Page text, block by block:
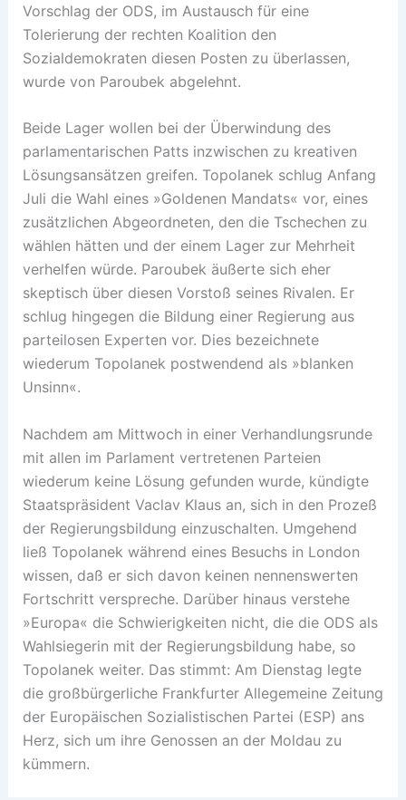
Vorschlag der ODS, im Austausch für eine
Tolerierung der rechten Koalition den
Sozialdemokraten diesen Posten zu überlassen,
wurde von Paroubek abgelehnt.
Beide Lager wollen bei der Überwindung des
parlamentarischen Patts inzwischen zu kreativen
Lösungsansätzen greifen. Topolanek schlug Anfang
Juli die Wahl eines »Goldenen Mandats« vor, eines
zusätzlichen Abgeordneten, den die Tschechen zu
wählen hätten und der einem Lager zur Mehrheit
verhelfen würde. Paroubek äußerte sich eher
skeptisch über diesen Vorstoß seines Rivalen. Er
schlug hingegen die Bildung einer Regierung aus
parteilosen Experten vor. Dies bezeichnete
wiederum Topolanek postwendend als »blanken
Unsinn«.
Nachdem am Mittwoch in einer Verhandlungsrunde
mit allen im Parlament vertretenen Parteien
wiederum keine Lösung gefunden wurde, kündigte
Staatspräsident Vaclav Klaus an, sich in den Prozeß
der Regierungsbildung einzuschalten. Umgehend
ließ Topolanek während eines Besuchs in London
wissen, daß er sich davon keinen nennenswerten
Fortschritt verspreche. Darüber hinaus verstehe
»Europa« die Schwierigkeiten nicht, die die ODS als
Wahlsiegerin mit der Regierungsbildung habe, so
Topolanek weiter. Das stimmt: Am Dienstag legte
die großbürgerliche Frankfurter Allegemeine Zeitung
der Europäischen Sozialistischen Partei (ESP) ans
Herz, sich um ihre Genossen an der Moldau zu
kümmern.